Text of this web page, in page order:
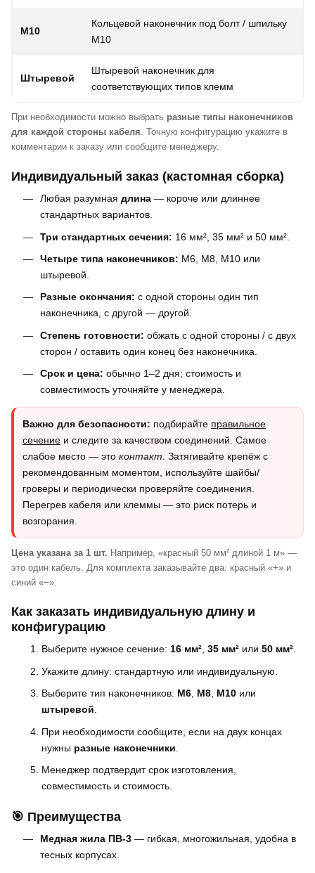
M10
Кольцевой наконечник под болт / шпильку
M10
Штыревой
Штыревой наконечник для
соответствующих типов клемм
При необходимости можно выбрать разные типы наконечников
для каждой стороны кабеля. Точную конфигурацию укажите в
комментарии к заказу или сообщите менеджеру.
Индивидуальный заказ (кастомная сборка)
Любая разумная длина— короче или длиннее
стандартных вариантов.
Три стандартных сечения: 16 мм², 35 мм² и 50 мм².
Четыре типа наконечников: M6, M8, M10 или
штыревой.
Разные окончания: с одной стороны один тип
наконечника, с другой — другой.
Степень готовности: обжать с одной стороны / с двух
сторон / оставить один конец без наконечника.
Срок и цена: обычно 1–2 дня; стоимость и
совместимость уточняйте у менеджера.
Важно для безопасности: подбирайте правильное
сечение и следите за качеством соединений. Самое
слабое место — это контакт . Затягивайте крепёж с
рекомендованным моментом, используйте шайбы/
гроверы и периодически проверяйте соединения.
Перегрев кабеля или клеммы — это риск потерь и
возгорания.
Цена указана за 1 шт. Например, «красный 50 мм² длиной 1 м» —
это один кабель. Для комплекта заказывайте два: красный «+» и
синий «−».
Как заказать индивидуальную длину и
конфигурацию
Выберите нужное сечение: 16 мм², 35 мм²или 50 мм².
Укажите длину: стандартную или индивидуальную.
Выберите тип наконечников: M6, M8, M10или
штыревой
При необходимости сообщите, если на двух концах
нужны разные наконечники
Менеджер подтвердит срок изготовления,
совместимость и стоимость.
🎯 Преимущества
Медная жила ПВ-3— гибкая, многожильная, удобна в
тесных корпусах.